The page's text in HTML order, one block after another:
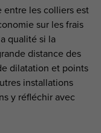
entre les colliers est
sur les frais
qualité si la
distance des
dilatation et points
installations
y réfléchir avec